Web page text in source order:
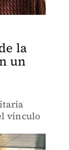
la
un
vínculo